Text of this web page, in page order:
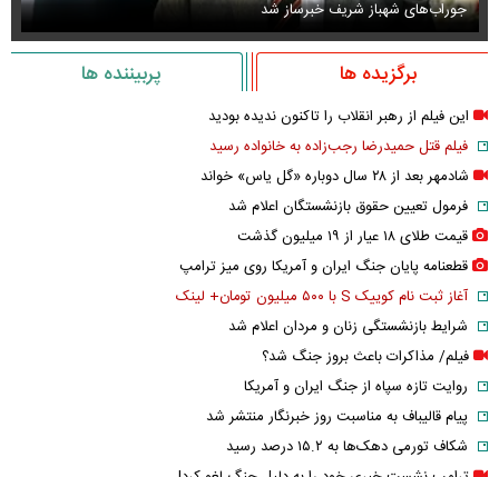
جوراب‌های شهباز شریف خبرساز شد
برگزیده ها پربیننده ها
این فیلم از رهبر انقلاب را تاکنون ندیده بودید
فیلم قتل حمیدرضا رجب‌زاده به خانواده رسید
شادمهر بعد از ۲۸ سال دوباره «گل یاس» خواند
فرمول تعیین حقوق بازنشستگان اعلام شد
قیمت طلای ۱۸ عیار از ۱۹ میلیون گذشت
قطعنامه پایان جنگ ایران و آمریکا روی میز ترامپ
آغاز ثبت نام کوییک S با ۵۰۰ میلیون تومان+ لینک
شرایط بازنشستگی زنان و مردان اعلام شد
فیلم/ مذاکرات باعث بروز جنگ شد؟
روایت تازه سپاه از جنگ ایران و آمریکا
پیام قالیباف به مناسبت روز خبرنگار منتشر شد
شکاف تورمی دهک‌ها به ۱۵.۲ درصد رسید